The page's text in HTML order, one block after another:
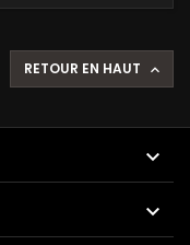
RETOUR EN HAUT 

